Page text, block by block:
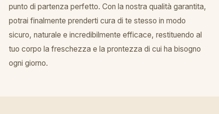
punto di partenza perfetto. Con la nostra qualità garantita,
potrai finalmente prenderti cura di te stesso in modo
sicuro, naturale e incredibilmente efficace, restituendo al
tuo corpo la freschezza e la prontezza di cui ha bisogno
ogni giorno.